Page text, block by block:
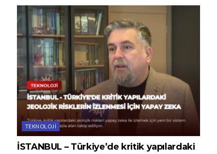
TEKNOLOJI
İSTANBUL – Türkiye’de kritik yapılardaki